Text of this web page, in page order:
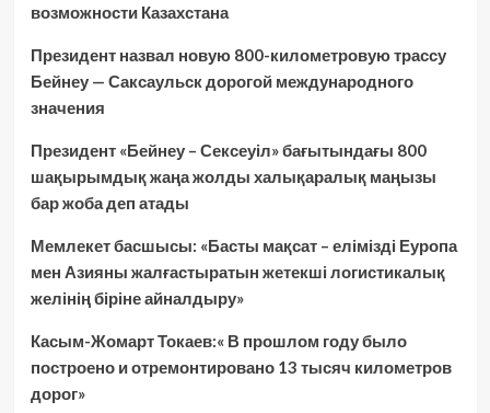
возможности Казахстана
Президент назвал новую 800-километровую трассу
Бейнеу — Саксаульск дорогой международного
значения
Президент «Бейнеу – Сексеуіл» бағытындағы 800
шақырымдық жаңа жолды халықаралық маңызы
бар жоба деп атады
Мемлекет басшысы: «Басты мақсат – елімізді Еуропа
мен Азияны жалғастыратын жетекші логистикалық
желінің біріне айналдыру»
Касым-Жомарт Токаев:« В прошлом году было
построено и отремонтировано 13 тысяч километров
дорог»